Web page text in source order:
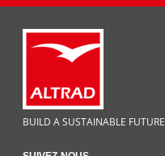
BUILD A SUSTAINABLE FUTURE